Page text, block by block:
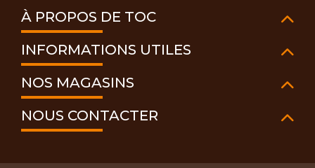
À PROPOS DE TOC
INFORMATIONS UTILES
NOS MAGASINS
NOUS CONTACTER